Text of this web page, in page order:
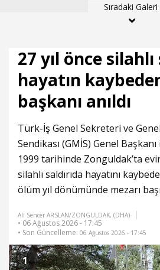
Sıradaki Galeri
27 yıl önce silahlı
hayatın
başkanı anıldı
Türk-İş Genel Sekreteri ve
Sendikası (GMİS) Genel
1999 tarihinde Zonguldak’ta
silahlı saldırıda hayatını
ölüm yıl dönümünde mezarı
Ali Sencer ARSLAN/ZONGULDAK, (DHA)-
• 06 Ağustos 2026 - 17:45
• Son Güncelleme: 06 Ağustos 2026 - 17:45
1